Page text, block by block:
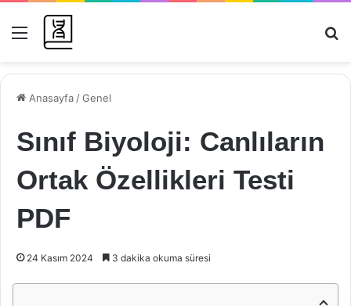
Menü
Anasayfa /Genel
Sınıf Biyoloji: Canlıların
Ortak Özellikleri Testi
PDF
24 Kasım 2024 3 dakika okuma süresi